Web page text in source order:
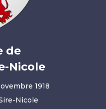
de
Nicole
1918
Nicole